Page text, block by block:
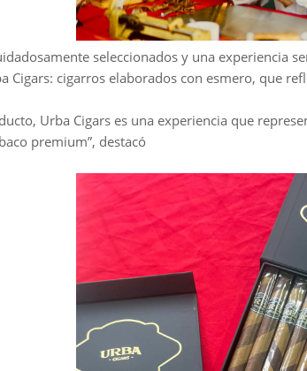
seleccionados y una experiencia
Cigars: cigarros elaborados con esmero, que
Urba Cigars es una experiencia que
premium”, destacó